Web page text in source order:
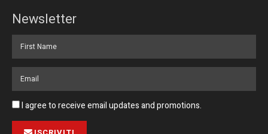
Newsletter
I agree to receive email updates and promotions.